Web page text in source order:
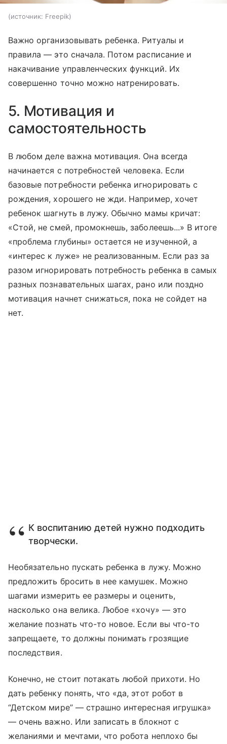
источник: Freepik
Важно организовывать ребенка. Ритуалы и
правила — это сначала. Потом расписание и
накачивание управленческих функций. Их
совершенно точно можно натренировать.
5. Мотивация и
самостоятельность
В любом деле важна мотивация. Она всегда
начинается с потребностей человека. Если
базовые потребности ребенка игнорировать с
рождения, хорошего не жди. Например, хочет
ребенок шагнуть в лужу. Обычно мамы кричат:
«Стой, не смей, промокнешь, заболеешь...» В итоге
«проблема глубины» остается не изученной, а
«интерес к луже» не реализованным. Если раз за
разом игнорировать потребность ребенка в самых
разных познавательных шагах, рано или поздно
мотивация начнет снижаться, пока не сойдет на
нет.
К воспитанию детей нужно подходить
творчески.
Необязательно пускать ребенка в лужу. Можно
предложить бросить в нее камушек. Можно
шагами измерить ее размеры и оценить,
насколько она велика. Любое «хочу» — это
желание познать что-то новое. Если вы что-то
запрещаете, то должны понимать грозящие
последствия.
Конечно, не стоит потакать любой прихоти. Но
дать ребенку понять, что «да, этот робот в
“Детском мире” — страшно интересная игрушка»
— очень важно. Или записать в блокнот с
желаниями и мечтами, что робота неплохо бы